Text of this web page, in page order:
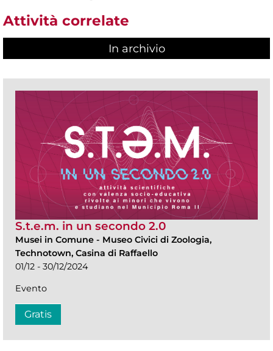
Attività correlate
In archivio
S.t.e.m. in un secondo 2.0
Musei in Comune - Museo Civici di Zoologia,
Technotown, Casina di Raffaello
01/12 - 30/12/2024
Evento
Gratis